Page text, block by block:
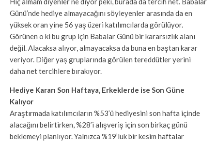
Günü’nde hediye almayacağını söyleyenler arasında da en
yüksek oran yine 56 yaş üzeri katılımcılarda görülüyor.
Görünen o ki bu grup için Babalar Günü bir kararsızlık alanı
değil. Alacaksa alıyor, almayacaksa da buna en baştan karar
veriyor. Diğer yaş gruplarında görülen tereddütler yerini
daha net tercihlere bırakıyor.
Hediye Kararı Son Haftaya, Erkeklerde ise Son Güne
Kalıyor
Araştırmada katılımcıların %53’ü hediyesini son hafta içinde
alacağını belirtirken, %28’i alışveriş için son birkaç günü
beklemeyi planlıyor. Yalnızca %19’luk bir kesim haftalar